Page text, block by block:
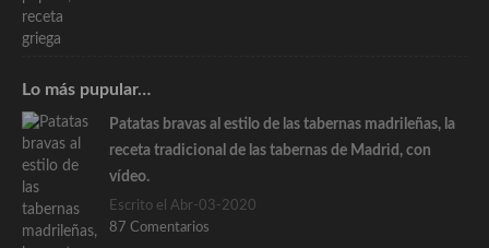
Lo más pupular…
Patatas bravas al estilo de las tabernas madrileñas, la
receta tradicional de las tabernas de Madrid, con
vídeo.
Escrito el Abr-03-2020
87 Comentarios